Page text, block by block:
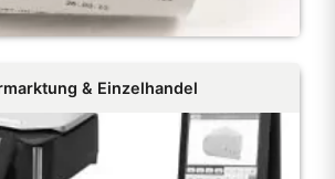
& Einzelhandel